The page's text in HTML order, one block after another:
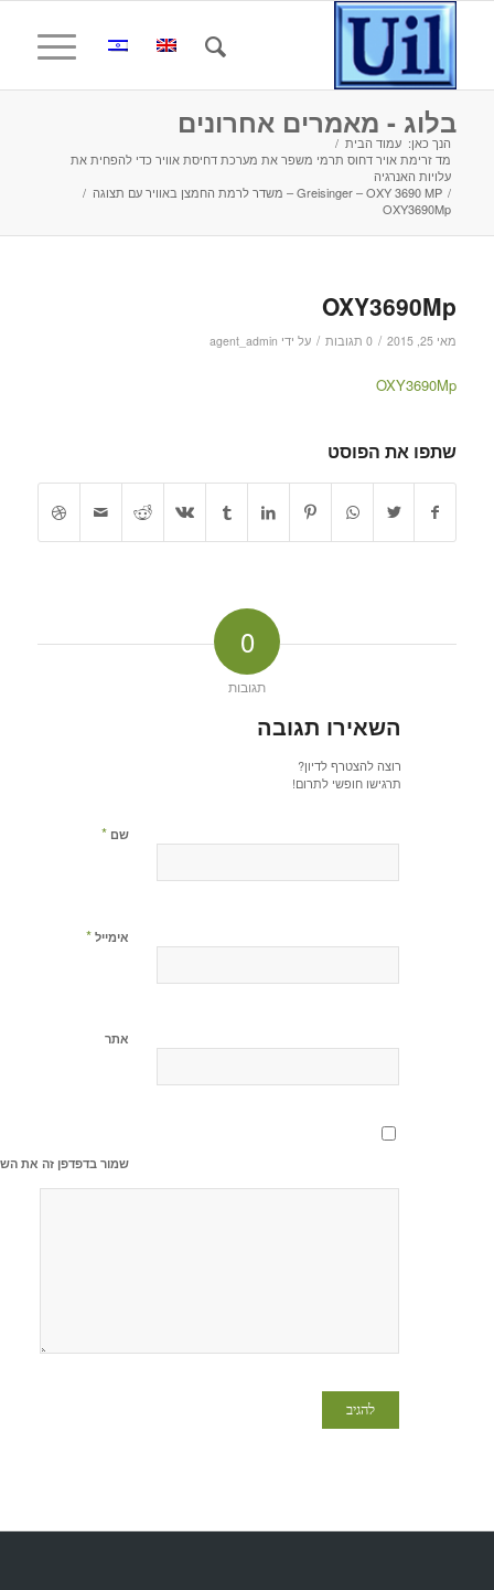
בלוג - מאמרים אחרונים
הנך כאן: עמוד הבית /
מד זרימת אויר דחוס תרמי משפר את מערכת דחיסת אוויר כדי להפחית את
עלויות האנרגיה
/ Greisinger – OXY 3690 MP – משדר לרמת החמצן באוויר עם תצוגה
/
OXY3690Mp
OXY3690Mp
מאי 25, 2015 / 0 תגובות / על ידי agent_admin
OXY3690Mp
שתפו את הפוסט
0
תגובות
השאירו תגובה
רוצה להצטרף לדיון?
תרגישו חופשי לתרום!
שם *
אימייל *
אתר
שמור בדפדפן זה את